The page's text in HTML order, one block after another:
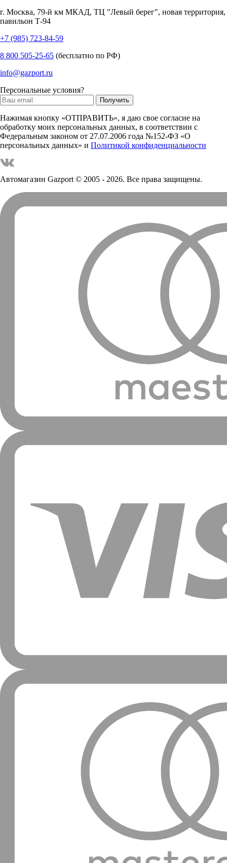
г. Москва, 79-й км МКАД, ТЦ "Левый берег", новая территория,
павильон Т-94
+7 (985) 723-84-59
8 800 505-25-65 (бесплатно по РФ)
info@gazport.ru
Персональные условия?
Нажимая кнопку «ОТПРАВИТЬ», я даю свое согласие на
обработку моих персональных данных, в соответствии с
Федеральным законом от 27.07.2006 года №152-ФЗ «О
персональных данных» и Политикой конфиденциальности
Автомагазин Gazport© 2005 - 2026. Все права защищены.